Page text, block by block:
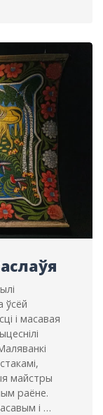
ўсёй
і масавая
майстры
раёне.
і …